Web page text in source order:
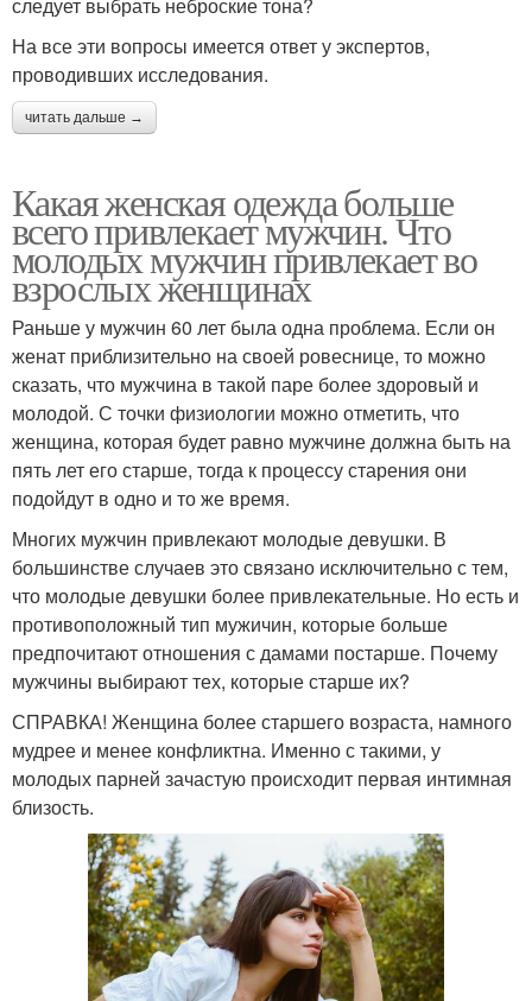
На все эти вопросы имеется ответ у экспертов,
проводивших исследования.
читать дальше →
Какая женская одежда больше
всего привлекает мужчин. Что
молодых мужчин привлекает во
взрослых женщинах
Раньше у мужчин 60 лет была одна проблема. Если он
женат приблизительно на своей ровеснице, то можно
сказать, что мужчина в такой паре более здоровый и
молодой. С точки физиологии можно отметить, что
женщина, которая будет равно мужчине должна быть на
пять лет его старше, тогда к процессу старения они
подойдут в одно и то же время.
Многих мужчин привлекают молодые девушки. В
большинстве случаев это связано исключительно с тем,
что молодые девушки более привлекательные. Но есть и
противоположный тип мужичин, которые больше
предпочитают отношения с дамами постарше. Почему
мужчины выбирают тех, которые старше их?
СПРАВКА! Женщина более старшего возраста, намного
мудрее и менее конфликтна. Именно с такими, у
молодых парней зачастую происходит первая интимная
близость.